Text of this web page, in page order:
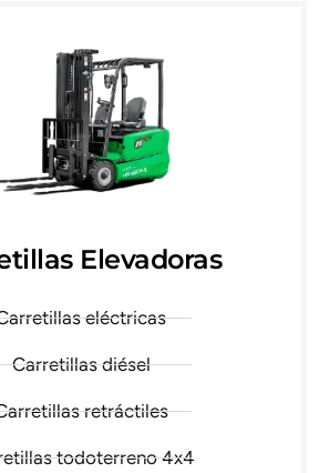
Elevadoras
eléctricas
Carretillas diésel
retráctiles
todoterreno 4x4